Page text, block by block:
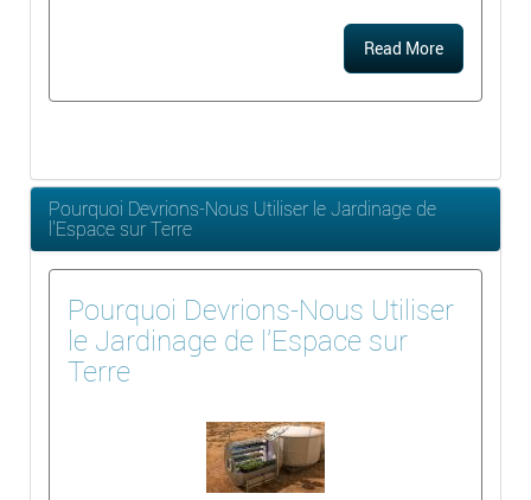
Read More
Pourquoi Devrions-Nous Utiliser le Jardinage de
l'Espace sur Terre
Pourquoi Devrions-Nous Utiliser
le Jardinage de l'Espace sur
Terre